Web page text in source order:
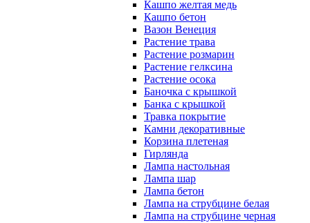
Кашпо желтая медь
Кашпо бетон
Вазон Венеция
Растение трава
Растение розмарин
Растение гелксина
Растение осока
Баночка с крышкой
Банка с крышкой
Травка покрытие
Камни декоративные
Корзина плетеная
Гирлянда
Лампа настольная
Лампа шар
Лампа бетон
Лампа на струбцине белая
Лампа на струбцине черная